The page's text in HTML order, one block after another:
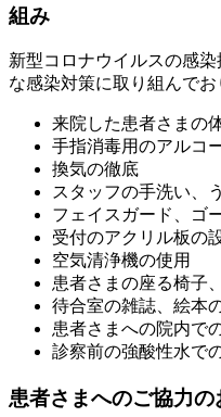
組み
新型コロナウイルスの感
な感染対策に取り組んでお
来院した患者さまの
手指消毒用のアルコ
換気の徹底
スタッフの手洗い、
フェイスガード、ゴ
受付のアクリル板の
空気清浄機の使用
患者さまの座る椅子
待合室の雑誌、絵本
患者さまへの院内で
診察前の強酸性水で
患者さまへのご協力の